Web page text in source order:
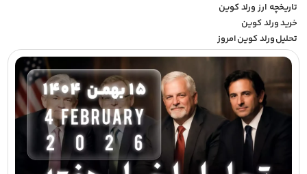
تاریخچه ارز ورلد کوین
خرید ورلد کوین
تحلیل ورلد کوین امروز